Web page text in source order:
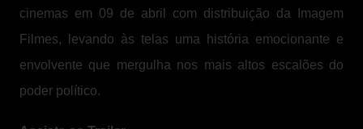
cinemas em 09 de abril com distribuição da Imagem
Filmes, levando às telas uma história emocionante e
envolvente que mergulha nos mais altos escalões do
poder político.